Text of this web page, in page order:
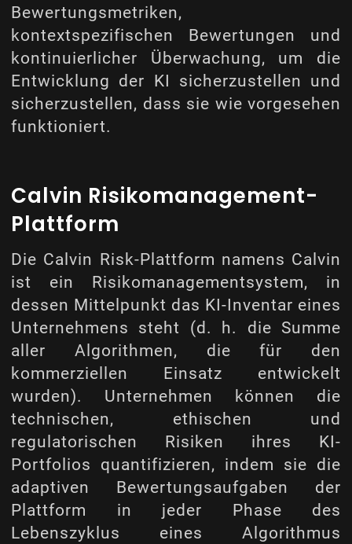
Bewertungsmetriken,
kontextspezifischen Bewertungen und
kontinuierlicher Überwachung, um die
Entwicklung der KI sicherzustellen und
sicherzustellen, dass sie wie vorgesehen
funktioniert.
Calvin Risikomanagement-
Plattform
Die Calvin Risk-Plattform namens Calvin
ist ein Risikomanagementsystem, in
dessen Mittelpunkt das KI-Inventar eines
Unternehmens steht (d. h. die Summe
aller Algorithmen, die für den
kommerziellen Einsatz entwickelt
wurden). Unternehmen können die
technischen, ethischen und
regulatorischen Risiken ihres KI-
Portfolios quantifizieren, indem sie die
adaptiven Bewertungsaufgaben der
Plattform in jeder Phase des
Lebenszyklus eines Algorithmus